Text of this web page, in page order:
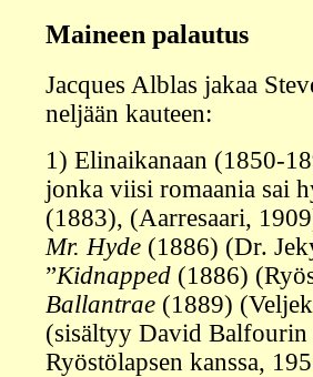
Maineen palautus
Jacques Alblas jakaa
neljään kauteen:
1) Elinaikanaan (1850-
jonka viisi romaania sai
(1883), (Aarresaari,
Mr. Hyde (1886) (Dr.
”Kidnapped (1886)
Ballantrae (1889)
(sisältyy David Balfourin
Ryöstölapsen kanssa,